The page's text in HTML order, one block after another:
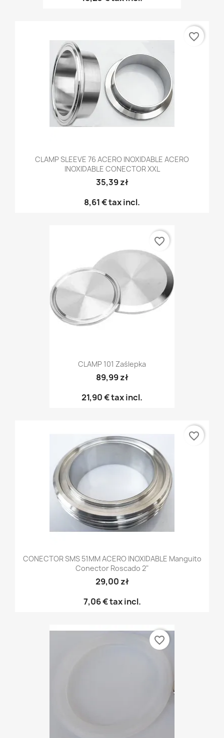
CLAMP SLEEVE 76 ACERO INOXIDABLE ACERO
INOXIDABLE CONECTOR XXL
35,39 zł
8,61 €tax incl.
favorite_border
CLAMP 101 Zaślepka
89,99 zł
21,90 €tax incl.
favorite_border
CONECTOR SMS 51MM ACERO INOXIDABLE Manguito
Conector Roscado 2"
29,00 zł
7,06 €tax incl.
favorite_border
favorite_border